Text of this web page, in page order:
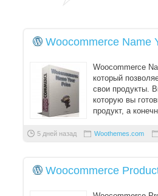
Woocommerce Name
Woocommerce
который
свои продукты.
которую вы
продукт, а
5 дней назад Woothemes.com
Woocommerce